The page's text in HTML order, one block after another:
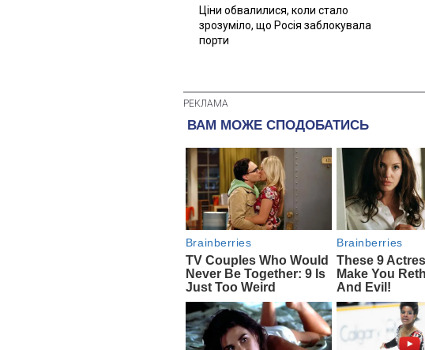
Ціни обвалилися, коли стало
зрозуміло, що Росія заблокувала
порти